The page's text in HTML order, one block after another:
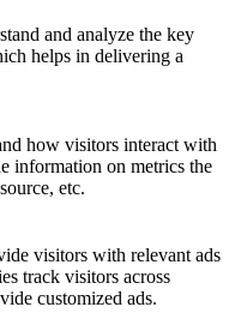
and analyze the key
helps in delivering a
how visitors interact with
information on metrics the
etc.
visitors with relevant ads
track visitors across
customized ads.